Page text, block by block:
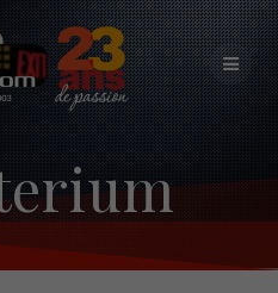
Skip
to
content